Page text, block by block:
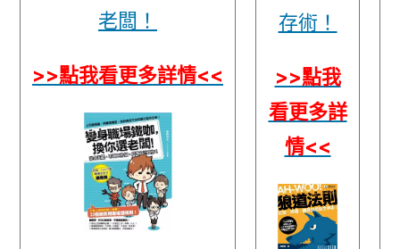
老闆！
>>點我看更多詳情<<
存術！
>>點我
看更多詳
情<<